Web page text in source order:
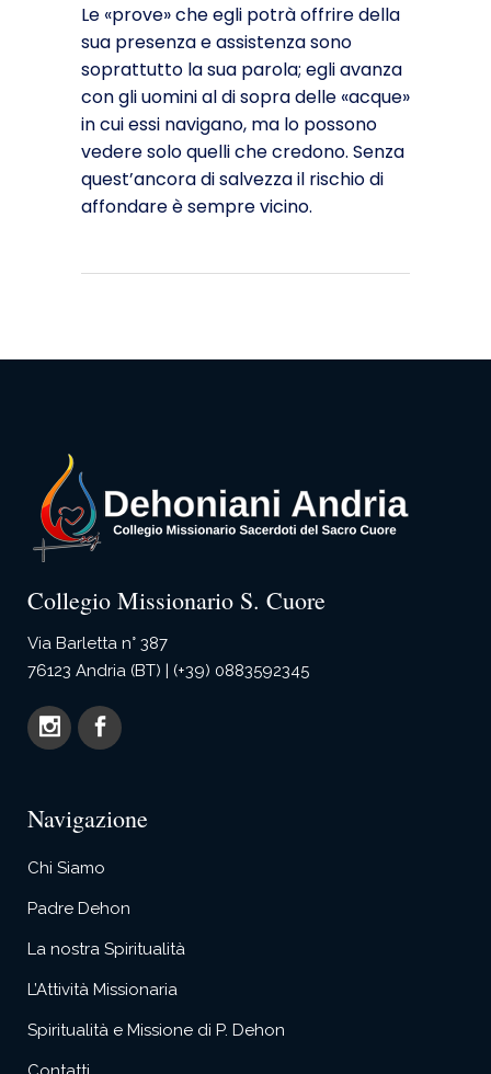
Le «prove» che egli potrà offrire della
sua presenza e assistenza sono
soprattutto la sua parola; egli avanza
con gli uomini al di sopra delle «acque»
in cui essi navigano, ma lo possono
vedere solo quelli che credono. Senza
quest’anco­ra di salvezza il rischio di
affondare è sempre vicino.
Collegio Missionario S. Cuore
Via Barletta n° 387
76123 Andria (BT) | (+39) 0883592345
Navigazione
Chi Siamo
Padre Dehon
La nostra Spiritualità
L’Attività Missionaria
Spiritualità e Missione di P. Dehon